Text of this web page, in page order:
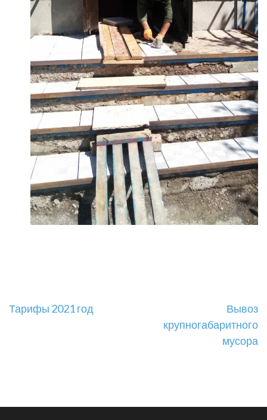
Навигация
Тарифы 2021 год
Вывоз
крупногабаритного
мусора